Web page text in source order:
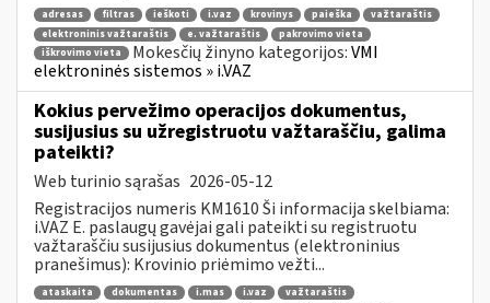
adresas filtras ieškoti i.vaz krovinys paieška
važtaraštis
elektroninis važtaraštis
e. važtaraštis
pakrovimo vieta
iškrovimo vieta
Mokesčių žinyno kategorijos:VMI
elektroninės sistemos » i.VAZ
Kokius pervežimo operacijos dokumentus,
susijusius su užregistruotu važtaraščiu, galima
pateikti?
Web turinio sąrašas 2026-05-12
Registracijos numeris KM1610 Ši informacija skelbiama:
i.VAZ E. paslaugų gavėjai gali pateikti su registruotu
važtaraščiu susijusius dokumentus (elektroninius
pranešimus): Krovinio priėmimo vežti...
ataskaita dokumentas i.mas i.vaz
važtaraštis